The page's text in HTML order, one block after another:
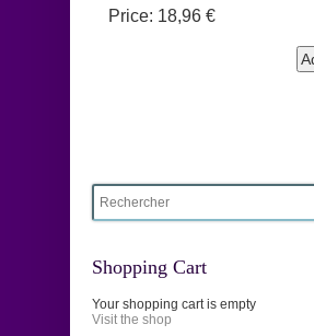
Price: 18,96 €
Shopping Cart
Your shopping cart is empty
Visit the shop